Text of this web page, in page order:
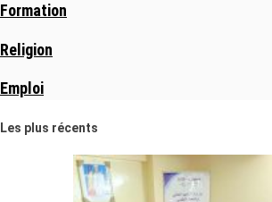
Formation
Religion
Emploi
Les plus récents